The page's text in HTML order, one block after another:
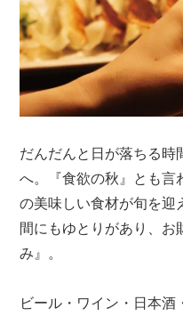
お買い物ガイド
ポイントについて
配送料について
ラッピングについて
メールマガジン
だんだんと日が落ちる時
へ。『食欲の秋』とも言
の美味しい食材が旬を迎
間にもゆとりがあり、お
み』。
ビール・ワイン・日本